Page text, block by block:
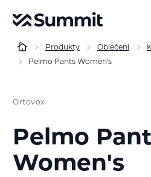
Produkty Oblečení
Pelmo Pants Women's
Ortovox
Pelmo
Women's